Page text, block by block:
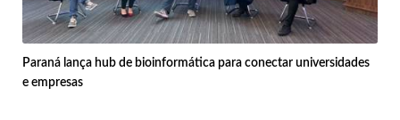
Paraná lança hub de bioinformática para conectar universidades
e empresas